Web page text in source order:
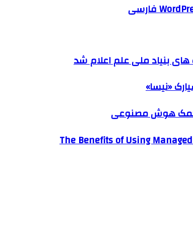
بنیاد ملی علم اعلام شد
«نیسا»
کمک هوش مصنوعی
The Benefits of Using